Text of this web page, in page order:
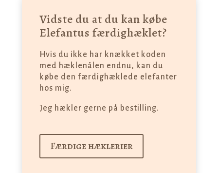
Vidste du at du kan købe
Elefantus færdighæklet?
Hvis du ikke har knækket koden
med hæklenålen endnu, kan du
købe den færdighæklede elefanter
hos mig.
Jeg hækler gerne på bestilling.
Færdige hæklerier